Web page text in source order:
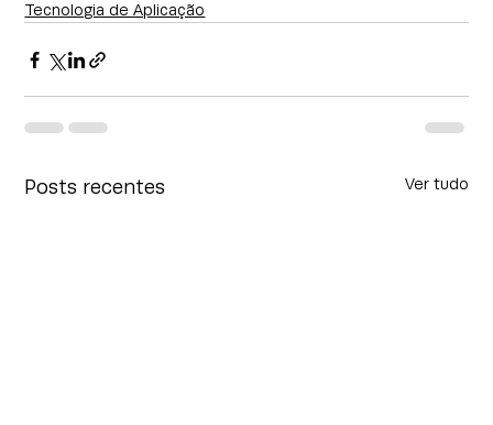
Tecnologia de Aplicação
Posts recentes Ver tudo